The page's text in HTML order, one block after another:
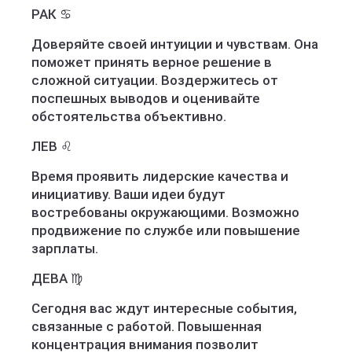
РАК ♋️
Доверяйте своей интуиции и чувствам. Она
поможет принять верное решение в
сложной ситуации. Воздержитесь от
поспешных выводов и оценивайте
обстоятельства объективно.
ЛЕВ ♌️
Время проявить лидерские качества и
инициативу. Ваши идеи будут
востребованы окружающими. Возможно
продвижение по службе или повышение
зарплаты.
ДЕВА ♍️
Сегодня вас ждут интересные события,
связанные с работой. Повышенная
концентрация внимания позволит